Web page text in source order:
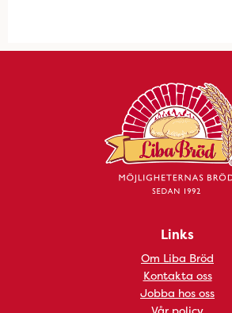
Links
Om Liba Bröd
Kontakta oss
Jobba hos oss